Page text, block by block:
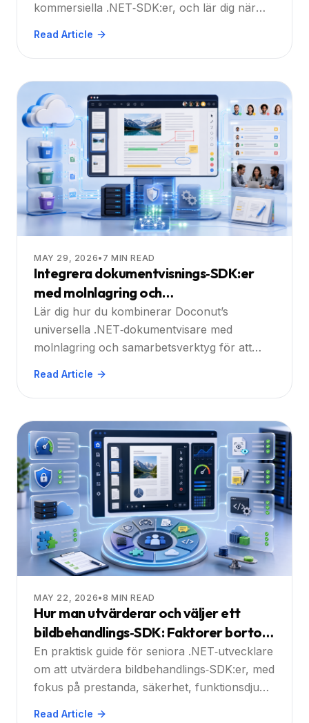
kommersiella .NET‑SDK:er, och lär dig när
Read Article
MAY 29, 2026• 7 MIN READ
Integrera dokumentvisnings‑SDK:er
med molnlagring och
samarbetsplattformar
Lär dig hur du kombinerar Doconut’s
universella .NET‑dokumentvisare med
molnlagring och samarbetsverktyg för att
Read Article
MAY 22, 2026•8 MIN READ
Hur man utvärderar och väljer ett
bildbehandlings‑SDK: Faktorer bortom
priset
En praktisk guide för seniora .NET‑utvecklare
om att utvärdera bildbehandlings‑SDK:er, med
fokus på prestanda, säkerhet, funktionsdjup
Read Article